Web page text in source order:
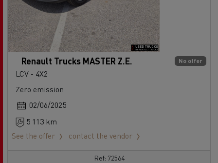
No offer
Renault Trucks MASTER Z.E.
LCV - 4X2
Zero emission
02/06/2025
5 113 km
See the offer
contact the vendor
Ref: 72564